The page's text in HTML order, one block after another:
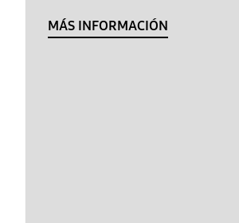
MÁS INFORMACIÓN